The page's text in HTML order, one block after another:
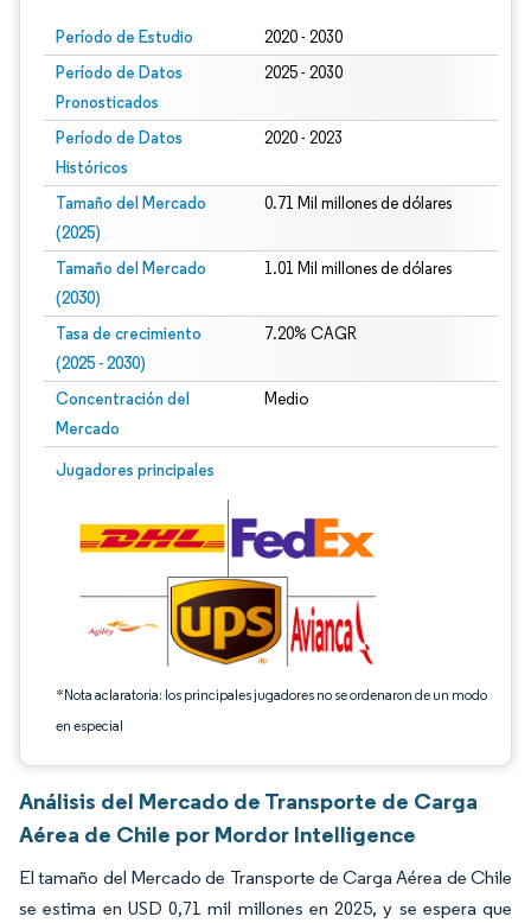
Período de Estudio 2020 - 2030
Período de Datos
Pronosticados
2025 - 2030
Período de Datos
Históricos
2020 - 2023
Tamaño del Mercado
(2025)
0.71 Mil millones de dólares
Tamaño del Mercado
(2030)
1.01 Mil millones de dólares
Tasa de crecimiento
(2025 - 2030)
7.20% CAGR
Concentración del
Mercado
Medio
Jugadores principales
*Nota aclaratoria: los principales jugadores no se ordenaron de un modo
en especial
Imagen © Mordor Intelligence. El uso requiere atribución según CC BY 4.0.
Análisis del Mercado de Transporte de Carga
Aérea de Chile por Mordor Intelligence
El tamaño del Mercado de Transporte de Carga Aérea de Chile
se estima en USD 0,71 mil millones en 2025, y se espera que